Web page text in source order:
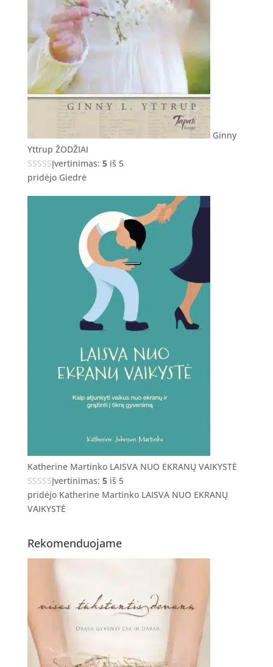
Ginny
Yttrup ŽODŽIAI
Įvertinimas: 5iš 5
pridėjo Giedrė
Katherine Martinko LAISVA NUO EKRANŲ VAIKYSTĖ
Įvertinimas: 5iš 5
pridėjo Katherine Martinko LAISVA NUO EKRANŲ
VAIKYSTĖ
Rekomenduojame